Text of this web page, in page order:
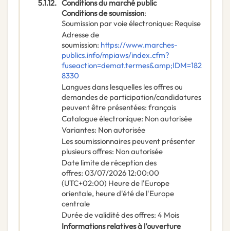
5.1.12. Conditions du marché public
Conditions de soumission:
Soumission par voie électronique: Requise
Adresse de
soumission: https://www.marches-
publics.info/mpiaws/index.cfm?
fuseaction=demat.termes&amp;IDM=182
8330
Langues dans lesquelles les offres ou
demandes de participation/candidatures
peuvent être présentées: français
Catalogue électronique: Non autorisée
Variantes: Non autorisée
Les soumissionnaires peuvent présenter
plusieurs offres: Non autorisée
Date limite de réception des
offres: 03/07/202612:00:00
(UTC+02:00) Heure de l'Europe
orientale, heure d'été de l'Europe
centrale
Durée de validité des offres: 4 Mois
Informations relatives à l’ouverture